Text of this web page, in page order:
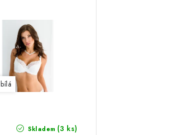
bílá
Skladem (3 ks)